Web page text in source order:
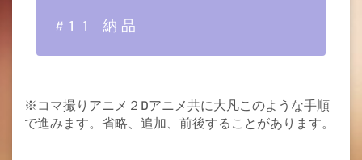
#11 納品
※コマ撮りアニメ２Dアニメ共に大凡このような手順
で進みます。省略、追加、前後することがあります。